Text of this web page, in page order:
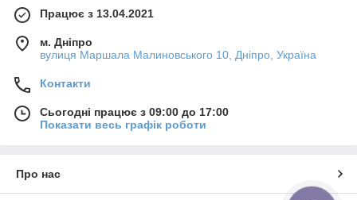
Працює з 13.04.2021
м. Дніпро
вулиця Маршала Малиновського 10, Дніпро, Україна
Контакти
Сьогодні працює з 09:00 до 17:00
Показати весь графік роботи
Про нас